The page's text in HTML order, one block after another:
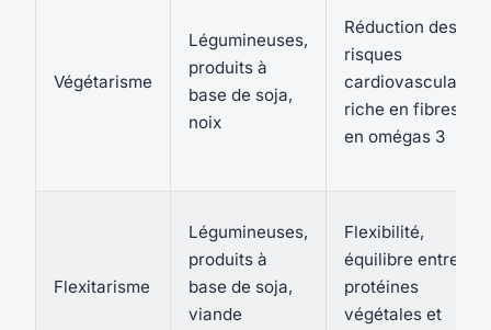
Végétarisme
Légumineuses,
produits à
base de soja,
noix
Réduction des
risques
cardiovasculaires,
riche en fibres et
en omégas 3
Flexitarisme
Légumineuses,
produits à
base de soja,
viande
Flexibilité,
équilibre entre
protéines
végétales et